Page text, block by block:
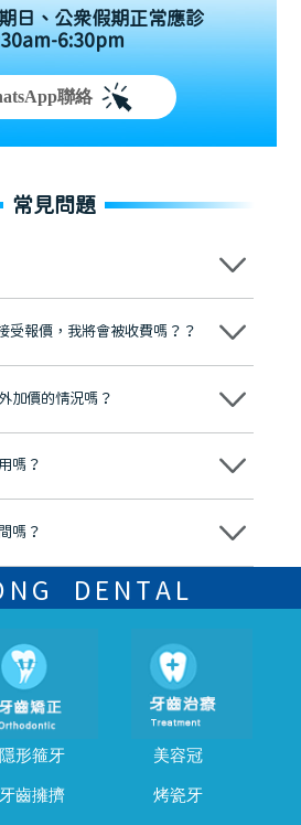
日、公眾假期正常應診
6:30pm
聯絡
常見問題
的大學校訓，各分院匯聚來自香港、內地的
品牌」，是諾貝爾種植系統全球放心植牙中
和地區的顧客，受到粵港澳大灣區及周邊城
推薦 珠海、深圳設有八大分院，香港亦設
任何問題都可以隨時預約免費咨詢，讓人十
受報價，我將會被收費嗎？？
之前，你不會被收取任何費用。
加價的情況嗎？
明治療方案及對應的價錢，顧客同意並簽字
嗎？
匯率轉算收取費用，而匯率會及時告知客人
嗎？
whatsapp聯絡我們，告知我們你原本預約
約的日期及時段DENTAL
隱形箍牙
牙齒擁擠
美容冠
烤瓷牙